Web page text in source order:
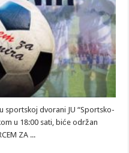
sportskoj dvorani JU “Sportsko-
u 18:00 sati, biće održan
ZA ...